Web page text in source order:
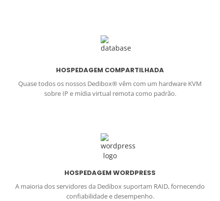
HOSPEDAGEM COMPARTILHADA
Quase todos os nossos Dedibox® vêm com um hardware KVM
sobre IP e mídia virtual remota como padrão.
HOSPEDAGEM WORDPRESS
A maioria dos servidores da Dedibox suportam RAID, fornecendo
confiabilidade e desempenho.